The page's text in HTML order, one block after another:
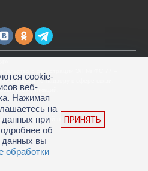
службой по надзору в сфере связи,
коммуникаций.
электронной почты:
cookie-
веб-
Нажимая
на
данных при
об
данных вы
обработки
ПРИНЯТЬ